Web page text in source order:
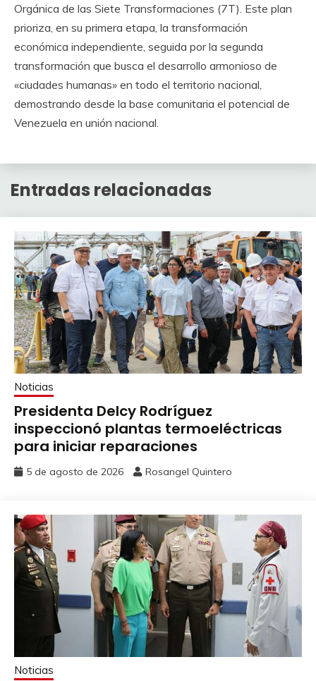
Orgánica de las Siete Transformaciones (7T). Este plan
prioriza, en su primera etapa, la transformación
económica independiente, seguida por la segunda
transformación que busca el desarrollo armonioso de
«ciudades humanas» en todo el territorio nacional,
demostrando desde la base comunitaria el potencial de
Venezuela en unión nacional.
Entradas relacionadas
Noticias
Presidenta Delcy Rodríguez
inspeccionó plantas termoeléctricas
para iniciar reparaciones
5 de agosto de 2026 Rosangel Quintero
Noticias